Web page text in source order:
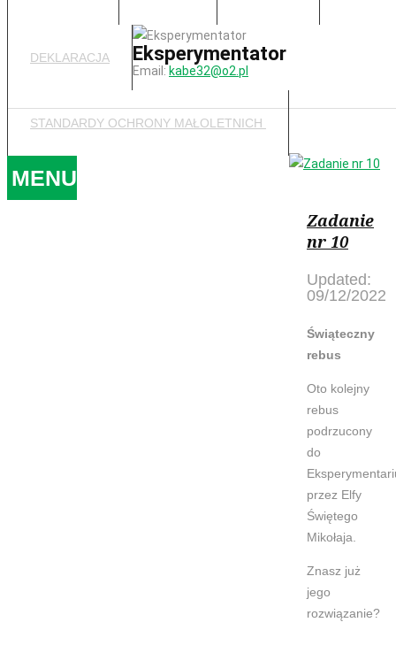
DEKLARACJA
STANDARDY OCHRONY MAŁOLETNICH
MENU
Eksperymentator
Email: kabe32@o2.pl
Zadanie
nr 10
Updated:
09/12/2022
Świąteczny
rebus
Oto kolejny
rebus
podrzucony
do
przez Elfy
Świętego
Mikołaja.
Znasz już
jego
rozwiązanie?